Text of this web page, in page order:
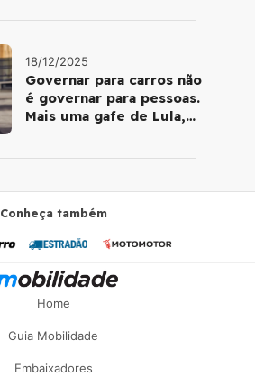
18/12/2025
Governar para carros não
é governar para pessoas.
Mais uma gafe de Lula,
Conheça também
Home
Guia Mobilidade
Embaixadores